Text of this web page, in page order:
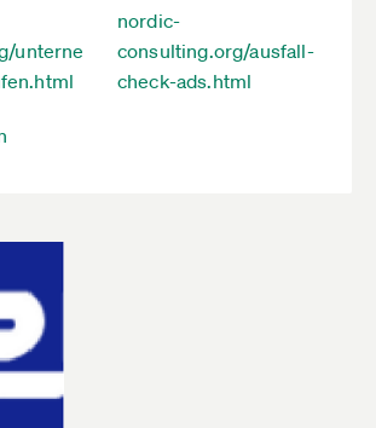
unterne
nordic-
consulting.org/ausfall-
check-ads.html